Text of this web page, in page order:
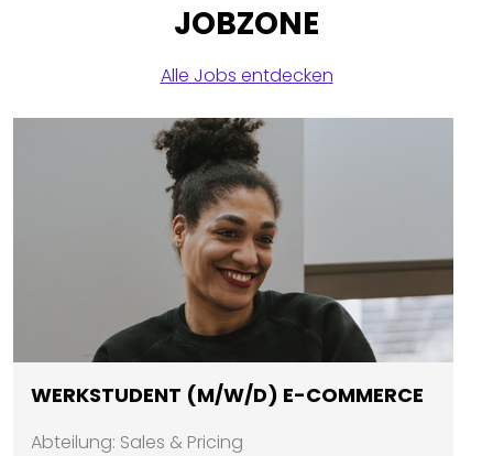
JOBZONE
Alle Jobs entdecken
WERKSTUDENT (M/W/D) E-COMMERCE
Abteilung: Sales & Pricing